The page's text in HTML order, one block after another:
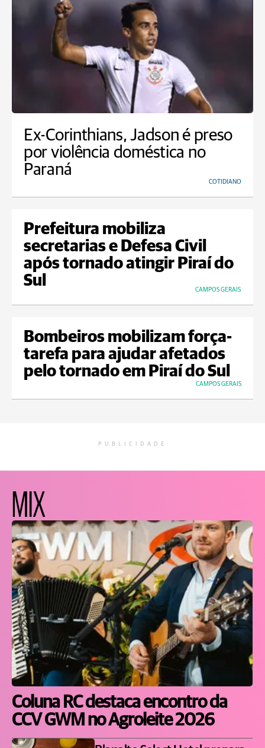
Ex-Corinthians, Jadson é preso
por violência doméstica no
Paraná
COTIDIANO
Prefeitura mobiliza
secretarias e Defesa Civil
após tornado atingir Piraí do
Sul
CAMPOS GERAIS
Bombeiros mobilizam força-
tarefa para ajudar afetados
pelo tornado em Piraí do Sul
CAMPOS GERAIS
PUBLICIDADE
MIX
Coluna RC destaca encontro da
CCV GWM no Agroleite 2026